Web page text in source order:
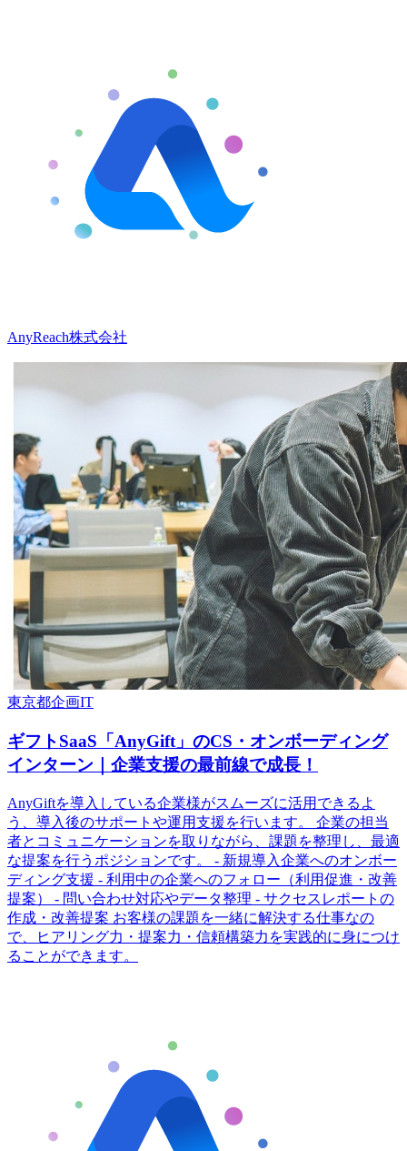
AnyReach株式会社
東京都企画IT
ギフトSaaS「AnyGift」のCS・オンボーディング
インターン｜企業支援の最前線で成長！
AnyGiftを導入している企業様がスムーズに活用できるよ
う、導入後のサポートや運用支援を行います。 企業の担当
者とコミュニケーションを取りながら、課題を整理し、最適
な提案を行うポジションです。 - 新規導入企業へのオンボー
ディング支援 - 利用中の企業へのフォロー（利用促進・改善
提案） - 問い合わせ対応やデータ整理 - サクセスレポートの
作成・改善提案 お客様の課題を一緒に解決する仕事なの
で、ヒアリング力・提案力・信頼構築力を実践的に身につけ
ることができます。